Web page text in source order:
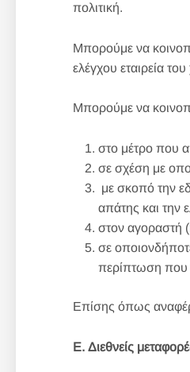
πολιτική.
Μπορούμε να
ελέγχου εταιρεία
Μπορούμε να
στο μέτρο που
σε σχέση με
με σκοπό την
απάτης και την
στον αγοραστή
σε
περίπτωση που
Επίσης όπως
Ε. Διεθνείς